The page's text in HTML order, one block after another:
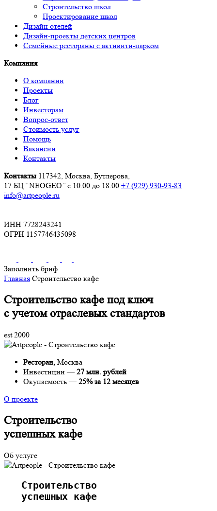
Строительство школ
Проектирование школ
Дизайн отелей
Дизайн-проекты детских центров
Семейные рестораны с активити-парком
Компания
О компании
Проекты
Блог
Инвесторам
Вопрос-ответ
Стоимость услуг
Помощь
Вакансии
Контакты
Контакты 117342, Москва, Бутлерова,
17 БЦ “NEOGEO” с 10.00 до 18.00 +7 (929) 930-93-83
info@artpeople.ru
ИНН 7728243241
ОГРН 1157746435098
Заполнить бриф
Главная Строительство кафе
Строительство кафе под ключ
с учетом отраслевых стандартов
est 2000
Ресторан, Москва
Инвестиции —27 млн. рублей
Окупаемость —25% за 12 месяцев
О проекте
Строительство
успешных кафе
Об услуге
   Строительство
   успешных кафе